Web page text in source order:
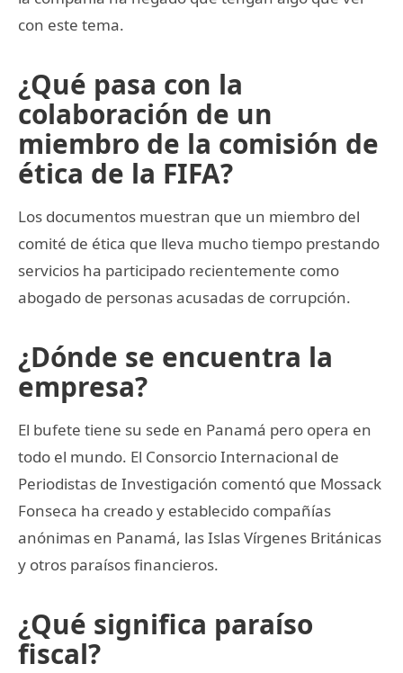
con este tema.
¿Qué pasa con la
colaboración de un
miembro de la comisión de
ética de la FIFA?
Los documentos muestran que un miembro del
comité de ética que lleva mucho tiempo prestando
servicios ha participado recientemente como
abogado de personas acusadas de corrupción.
¿Dónde se encuentra la
empresa?
El bufete tiene su sede en Panamá pero opera en
todo el mundo. El Consorcio Internacional de
Periodistas de Investigación comentó que Mossack
Fonseca ha creado y establecido compañías
anónimas en Panamá, las Islas Vírgenes Británicas
y otros paraísos financieros.
¿Qué significa paraíso
fiscal?